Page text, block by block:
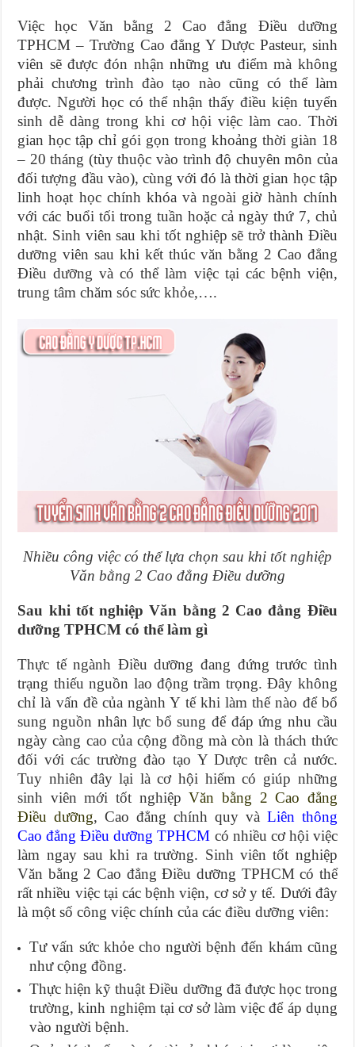
Việc học Văn bằng 2 Cao đẳng Điều dưỡng
TPHCM – Trường Cao đẳng Y Dược Pasteur, sinh
viên sẽ được đón nhận những ưu điểm mà không
phải chương trình đào tạo nào cũng có thể làm
được. Người học có thể nhận thấy điều kiện tuyển
sinh dễ dàng trong khi cơ hội việc làm cao. Thời
gian học tập chỉ gói gọn trong khoảng thời giàn 18
– 20 tháng (tùy thuộc vào trình độ chuyên môn của
đối tượng đầu vào), cùng với đó là thời gian học tập
linh hoạt học chính khóa và ngoài giờ hành chính
với các buổi tối trong tuần hoặc cả ngày thứ 7, chủ
nhật. Sinh viên sau khi tốt nghiệp sẽ trở thành Điều
dưỡng viên sau khi kết thúc văn bằng 2 Cao đẳng
Điều dưỡng và có thể làm việc tại các bệnh viện,
trung tâm chăm sóc sức khỏe,….
Nhiều công việc có thể lựa chọn sau khi tốt nghiệp
Văn bằng 2 Cao đẳng Điều dưỡng
Sau khi tốt nghiệp Văn bằng 2 Cao đẳng Điều
dưỡng TPHCM có thể làm gì
Thực tế ngành Điều dưỡng đang đứng trước tình
trạng thiếu nguồn lao động trầm trọng. Đây không
chỉ là vấn đề của ngành Y tế khi làm thế nào để bổ
sung nguồn nhân lực bổ sung để đáp ứng nhu cầu
ngày càng cao của cộng đồng mà còn là thách thức
đối với các trường đào tạo Y Dược trên cả nước.
Tuy nhiên đây lại là cơ hội hiếm có giúp những
sinh viên mới tốt nghiệpVăn bằng 2 Cao đẳng
Điều dưỡng, Cao đẳng chính quy và Liên thông
Cao đẳng Điều dưỡng TPHCM có nhiều cơ hội việc
làm ngay sau khi ra trường. Sinh viên tốt nghiệp
Văn bằng 2 Cao đẳng Điều dưỡng TPHCM có thể
rất nhiều việc tại các bệnh viện, cơ sở y tế. Dưới đây
là một số công việc chính của các điều dưỡng viên:
Tư vấn sức khỏe cho người bệnh đến khám cũng
như cộng đồng.
Thực hiện kỹ thuật Điều dưỡng đã được học trong
trường, kinh nghiệm tại cơ sở làm việc để áp dụng
vào người bệnh.